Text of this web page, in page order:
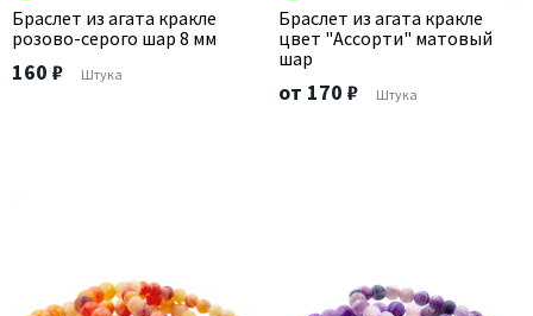
Браслет из агата кракле
розово-серого шар 8 мм
160 ₽ Штука
Браслет из агата кракле
цвет "Ассорти" матовый
шар
от 170 ₽ Штука